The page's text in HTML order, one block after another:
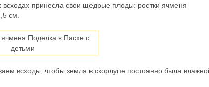
принесла свои щедрые плоды: ростки ячменя
см.
всходы, чтобы земля в скорлупе постоянно была